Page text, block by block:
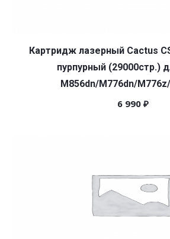
Картридж лазерный Cactus
пурпурный (29000стр.)
M856dn/M776dn/
6 990 ₽